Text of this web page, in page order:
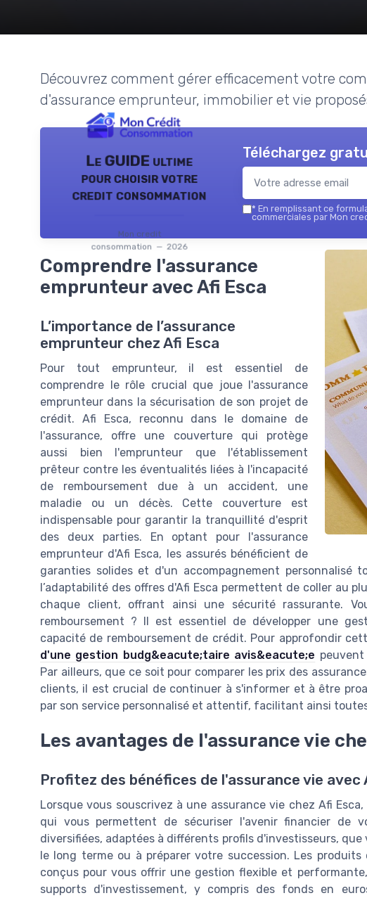
Découvrez comment gérer efficacement votre
d'assurance emprunteur, immobilier et vie
Le GUIDE ultime
pour choisir votre
credit consommation
Mon credit
consommation — 2026
Téléchargez
* En remplissant ce
commerciales par Mon
Comprendre l'assurance
emprunteur avec Afi Esca
L’importance de l’assurance
emprunteur chez Afi Esca
Pour tout emprunteur, il est essentiel de
comprendre le rôle crucial que joue l'assurance
emprunteur dans la sécurisation de son projet de
crédit. Afi Esca, reconnu dans le domaine de
l'assurance, offre une couverture qui protège
aussi bien l'emprunteur que l'établissement
prêteur contre les éventualités liées à l'incapacité
de remboursement due à un accident, une
maladie ou un décès. Cette couverture est
indispensable pour garantir la tranquillité d'esprit
des deux parties. En optant pour l'assurance
emprunteur d'Afi Esca, les assurés bénéficient de
garanties solides et d'un accompagnement
l’adaptabilité des offres d'Afi Esca permettent de coller au
chaque client, offrant ainsi une sécurité rassurante.
remboursement ? Il est essentiel de développer une
capacité de remboursement de crédit. Pour approfondir
d'une gestion budg&eacute;taire avis&eacute;e
Par ailleurs, que ce soit pour comparer les prix des
clients, il est crucial de continuer à s'informer et à être
par son service personnalisé et attentif, facilitant ainsi
Les avantages de l'assurance vie
Profitez des bénéfices de l'assurance vie avec
Lorsque vous souscrivez à une assurance vie chez Afi
qui vous permettent de sécuriser l'avenir financier de
diversifiées, adaptées à différents profils d'investisseurs,
le long terme ou à préparer votre succession. Les
conçus pour vous offrir une gestion flexible et
supports d'investissement, y compris des fonds en